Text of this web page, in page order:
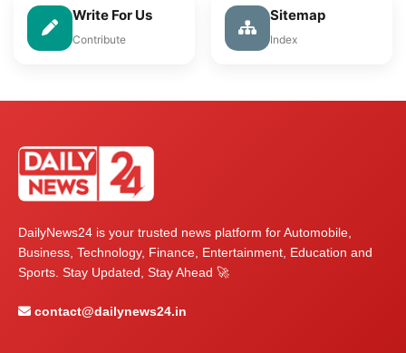
Write For Us
Contribute
Sitemap
Index
DailyNews24 is your trusted news platform for Automobile,
Business, Technology, Finance, Entertainment, Education and
Sports. Stay Updated, Stay Ahead 🚀
contact@dailynews24.in